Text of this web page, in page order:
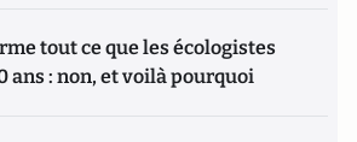
tout ce que les écologistes
ans : non, et voilà pourquoi